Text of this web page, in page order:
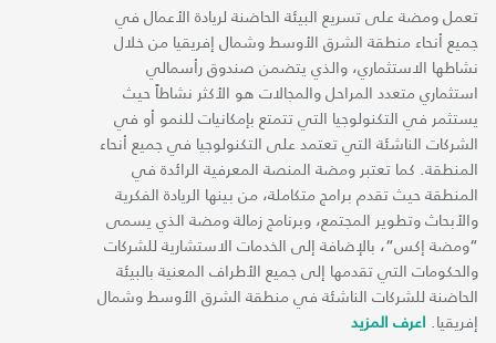
تعمل ومضة على تسريع البيئة الحاضنة لريادة الأعمال في
جميع أنحاء منطقة الشرق الأوسط وشمال إفريقيا من خلال
نشاطها الاستثماري، والذي يتضمن صندوق رأسمالي
استثماري متعدد المراحل والمجالات هو الأكثر نشاطاً حيث
يستثمر في التكنولوجيا التي تتمتع بإمكانيات للنمو أو في
الشركات الناشئة التي تعتمد على التكنولوجيا في جميع أنحاء
المنطقة. كما تعتبر ومضة المنصة المعرفية الرائدة في
المنطقة حيث تقدم برامج متكاملة، من بينها الريادة الفكرية
والأبحاث وتطوير المجتمع، وبرنامج زمالة ومضة الذي يسمى
“ومضة إكس“، بالإضافة إلى الخدمات الاستشارية للشركات
والحكومات التي تقدمها إلى جميع الأطراف المعنية بالبيئة
الحاضنة للشركات الناشئة في منطقة الشرق الأوسط وشمال
إفريقيا. اعرف المزيد